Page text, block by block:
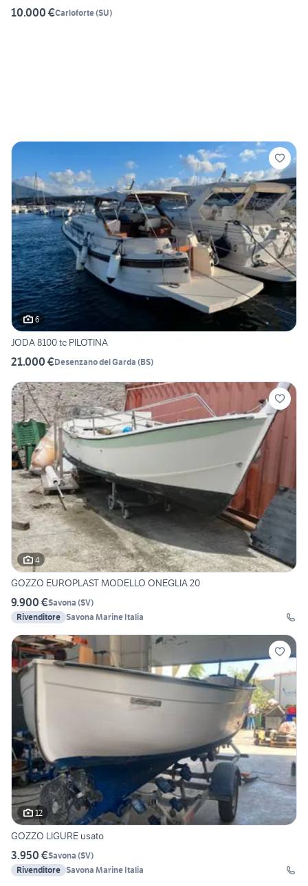
10.000 €Carloforte(SU)
6
JODA 8100 tc PILOTINA
21.000 €Desenzano del Garda (BS)
4
GOZZO EUROPLAST MODELLO ONEGLIA 20
9.900 €Savona (SV)
Rivenditore Savona Marine Italia
12
GOZZO LIGURE usato
3.950 €Savona (SV)
Rivenditore Savona Marine Italia